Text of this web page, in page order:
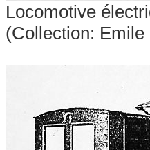
Locomotive
(Collection: Emile